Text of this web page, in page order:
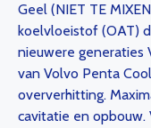
Geel (NIET TE
koelvloeistof (OAT)
nieuwere
van Volvo Penta
oververhitting.
cavitatie en opbouw.